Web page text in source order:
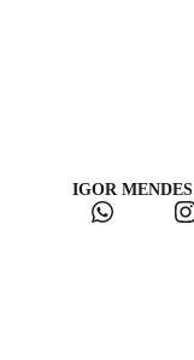
IGOR MENDES